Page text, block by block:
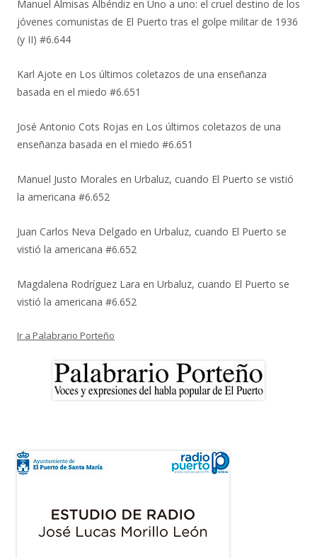
Manuel Almisas Albéndiz en Uno a uno: el cruel destino de los
jóvenes comunistas de El Puerto tras el golpe militar de 1936
(y II) #6.644
Karl Ajote en Los últimos coletazos de una enseñanza
basada en el miedo #6.651
José Antonio Cots Rojas en Los últimos coletazos de una
enseñanza basada en el miedo #6.651
Manuel Justo Morales en Urbaluz, cuando El Puerto se vistió
la americana #6.652
Juan Carlos Neva Delgado en Urbaluz, cuando El Puerto se
vistió la americana #6.652
Magdalena Rodríguez Lara en Urbaluz, cuando El Puerto se
vistió la americana #6.652
Ir a Palabrario Porteño